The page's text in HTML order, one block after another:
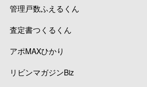
管理戸数ふえるくん
査定書つくるくん
アポMAXひかり
リビンマガジンBiz